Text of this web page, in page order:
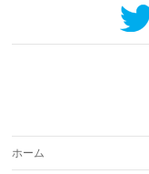
ホーム